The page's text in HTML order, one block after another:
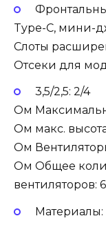
Type-C, мини-
Слоты
Отсеки для
3,5/2,5: 2/4
Ом
Ом макс.
Ом
Ом Общее
вентиляторов: 6
Материалы: